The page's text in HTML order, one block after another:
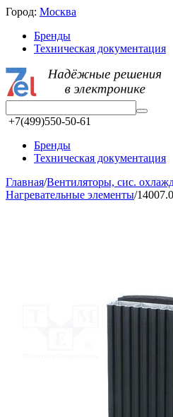
Город: Москва
Бренды
Техническая документация
+7(499)550-50-61
Бренды
Техническая документация
Главная/Вентиляторы, сис.
Нагревательные элементы/